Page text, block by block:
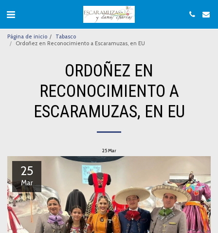
Página de inicio
Tabasco
Ordoñez en Reconocimiento a Escaramuzas, en EU
ORDOÑEZ EN
RECONOCIMIENTO A
ESCARAMUZAS, EN EU
25Mar
25
Mar